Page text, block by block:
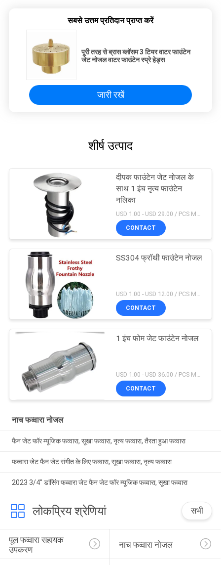
सबसे उत्तम प्रतिदान प्राप्त करें
पूरी तरह से ब्रास ब्लॉसम 3 टियर वाटर फाउंटेन
जेट नोजल वाटर फाउंटेन स्प्रे हेड्स
जारी रखें
शीर्ष उत्पाद
दीपक फाउंटेन जेट नोजल के
साथ 1 इंच नृत्य फाउंटेन
नलिका
CONTACT
SS304 फ्रॉथी फाउंटेन नोजल
USD 1.00 - USD 12.00 / PCS MOQ:1 टुकड़ा
CONTACT
1 इंच फोम जेट फाउंटेन नोजल
USD 1.00 - USD 36.00 / PCS MOQ:1 टुकड़ा
CONTACT
नाच फव्वारा नोजल
फैन जेट फॉर म्यूजिक फव्वारा, सूखा फव्वारा, नृत्य फव्वारा, तैरता हुआ फव्वारा
फव्वारा जेट फैन जेट संगीत के लिए फव्वारा, सूखा फव्वारा, नृत्य फव्वारा
2023 3/4" डांसिंग फव्वारा जेट फैन जेट फॉर म्यूजिक फव्वारा, सूखा फव्वारा
लोकप्रिय श्रेणियां सभी
पूल फव्वारा सहायक
उपकरण
नाच फव्वारा नोजल